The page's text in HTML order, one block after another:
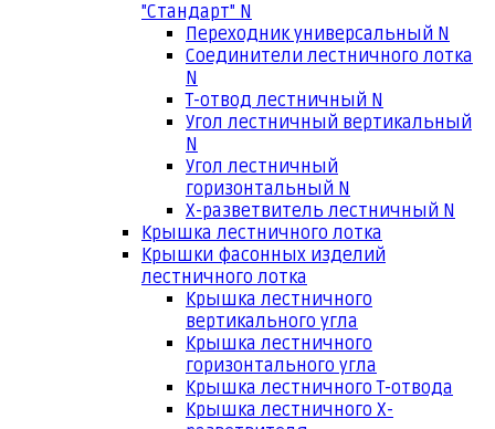
"Стандарт" N
Переходник универсальный N
Соединители лестничного лотка
N
Т-отвод лестничный N
Угол лестничный вертикальный
N
Угол лестничный
горизонтальный N
Х-разветвитель лестничный N
Крышка лестничного лотка
Крышки фасонных изделий
лестничного лотка
Крышка лестничного
вертикального угла
Крышка лестничного
горизонтального угла
Крышка лестничного Т-отвода
Крышка лестничного Х-